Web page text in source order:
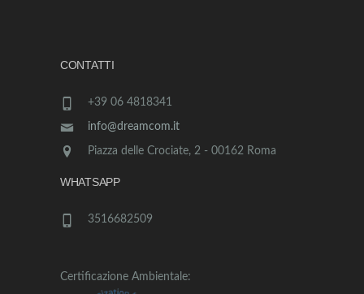
CONTATTI
+39 06 4818341
info@dreamcom.it
Piazza delle Crociate, 2 - 00162 Roma
WHATSAPP
3516682509
Certificazione Ambientale: